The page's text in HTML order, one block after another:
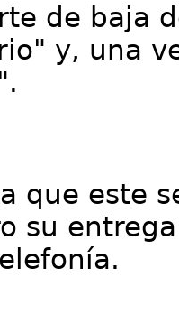
de baja
y, una
que este
su